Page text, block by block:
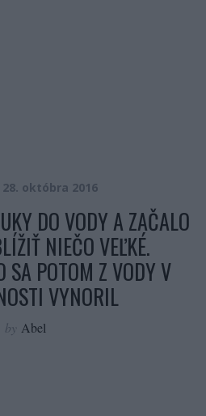
28. októbra 2016
DO VODY A ZAČALO
NIEČO VEĽKÉ.
SA POTOM Z VODY V
VYNORIL
by Abel